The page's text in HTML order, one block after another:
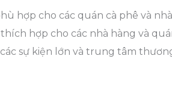
hợp cho các quán cà phê và
hợp cho các nhà hàng và
sự kiện lớn và trung tâm